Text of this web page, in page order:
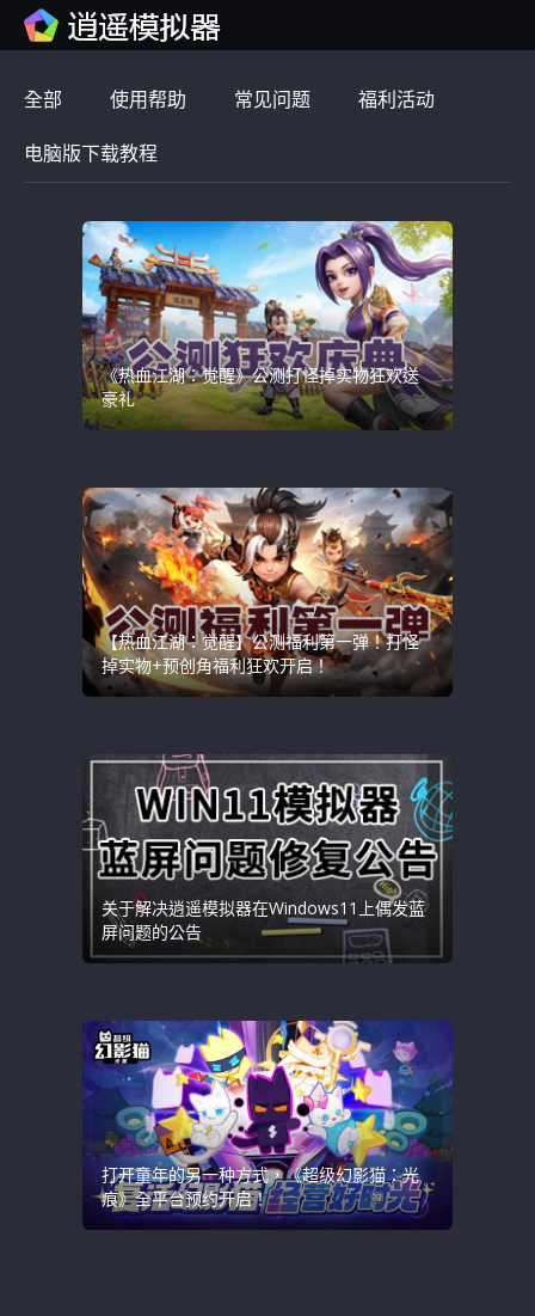
全部 使用帮助 常见问题 福利活动
电脑版下载教程
《热血江湖：觉醒》公测打怪掉实物狂欢送
豪礼
【热血江湖：觉醒】公测福利第一弹！打怪
掉实物+预创角福利狂欢开启！
关于解决逍遥模拟器在Windows11上偶发蓝
屏问题的公告
打开童年的另一种方式，《超级幻影猫：光
痕》全平台预约开启！